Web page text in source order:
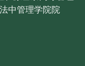
中管理学院院